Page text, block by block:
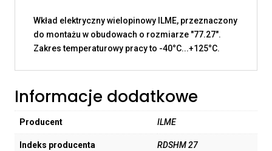
Wkład elektryczny wielopinowy ILME, przeznaczony
do montażu w obudowach o rozmiarze "77.27".
Zakres temperaturowy pracy to -40°C...+125°C.
Informacje dodatkowe
Producent ILME
Indeks producenta RDSHM 27